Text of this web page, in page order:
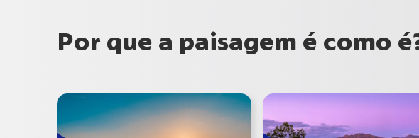
Por que a paisagem é como